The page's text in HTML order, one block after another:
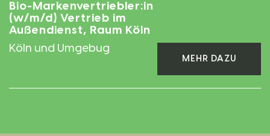
Bio-Markenvertriebler:in
(w/m/d) Vertrieb im
Außendienst, Raum Köln
Köln und Umgebug
MEHR DAZU